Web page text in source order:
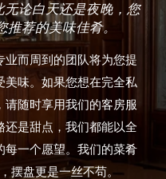
论白天还是夜晚，您
荐的美味佳肴。
业而周到的团队将为您提
味。如果您想在完全私
随时享用我们的客房服
还是甜点，我们都能以全
每一个愿望。我们的菜肴
摆盘更是一丝不苟。